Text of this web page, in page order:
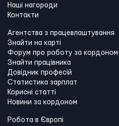
Наші нагороди
Контакти
Агентства з працевлаштування
Знайти на карті
Форум про роботу за кордоном
Знайти працівника
Довідник професій
Статистика зарплат
Корисні статті
Новини за кордоном
Робота в Європі